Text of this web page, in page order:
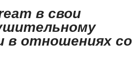
в свои
в отношениях со